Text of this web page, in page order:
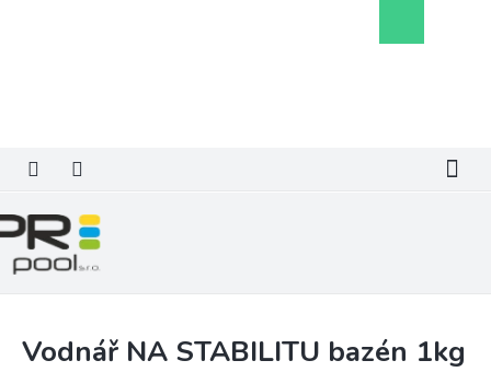
košík
Vodnář NA STABILITU bazén 1kg